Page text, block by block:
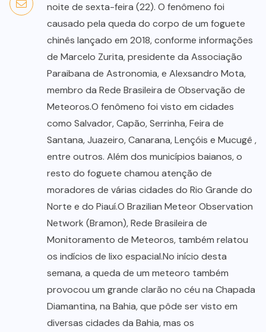
noite de sexta-feira (22). O fenômeno foi
causado pela queda do corpo de um foguete
chinês lançado em 2018, conforme informações
de Marcelo Zurita, presidente da Associação
Paraibana de Astronomia, e Alexsandro Mota,
membro da Rede Brasileira de Observação de
Meteoros.O fenômeno foi visto em cidades
como Salvador, Capão, Serrinha, Feira de
Santana, Juazeiro, Canarana, Lençóis e Mucugê ,
entre outros. Além dos municípios baianos, o
resto do foguete chamou atenção de
moradores de várias cidades do Rio Grande do
Norte e do Piauí.O Brazilian Meteor Observation
Network (Bramon), Rede Brasileira de
Monitoramento de Meteoros, também relatou
os indícios de lixo espacial.No início desta
semana, a queda de um meteoro também
provocou um grande clarão no céu na Chapada
Diamantina, na Bahia, que pôde ser visto em
diversas cidades da Bahia, mas os